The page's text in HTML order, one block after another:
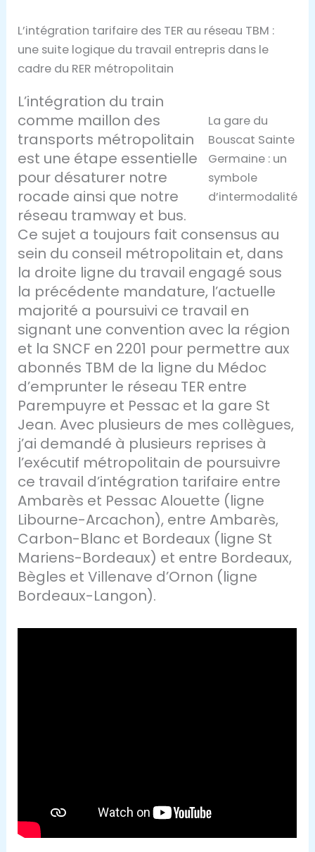
L’intégration tarifaire des TER au réseau TBM :
une suite logique du travail entrepris dans le
cadre du RER métropolitain
La gare du
Bouscat Sainte
Germaine : un
symbole
d’intermodalité
L’intégration du train
comme maillon des
transports métropolitain
est une étape essentielle
pour désaturer notre
rocade ainsi que notre
réseau tramway et bus.
Ce sujet a toujours fait consensus au
sein du conseil métropolitain et, dans
la droite ligne du travail engagé sous
la précédente mandature, l’actuelle
majorité a poursuivi ce travail en
signant une convention avec la région
et la SNCF en 2201 pour permettre aux
abonnés TBM de la ligne du Médoc
d’emprunter le réseau TER entre
Parempuyre et Pessac et la gare St
Jean. Avec plusieurs de mes collègues,
j’ai demandé à plusieurs reprises à
l’exécutif métropolitain de poursuivre
ce travail d’intégration tarifaire entre
Ambarès et Pessac Alouette (ligne
Libourne-Arcachon), entre Ambarès,
Carbon-Blanc et Bordeaux (ligne St
Mariens-Bordeaux) et entre Bordeaux,
Bègles et Villenave d’Ornon (ligne
Bordeaux-Langon).